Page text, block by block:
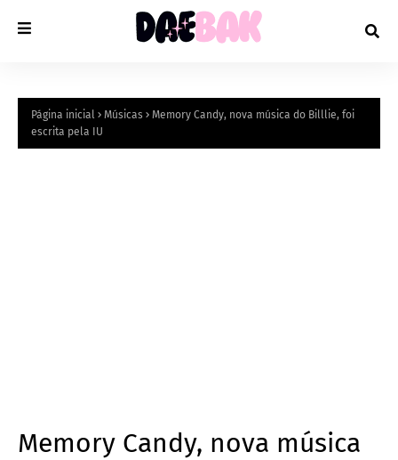
Página inicial Músicas
Memory Candy, nova música do Billlie, foi
escrita pela IU
Memory Candy, nova música